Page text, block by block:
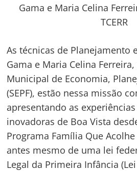
Gama e Maria Celina
TCERR
As técnicas de Planejamento
Gama e Maria Celina
Municipal de Economia,
(SEPF), estão nessa missão
apresentando as
inovadoras de Boa Vista
Programa Família Que Acolhe
antes mesmo de uma lei
Legal da Primeira Infância